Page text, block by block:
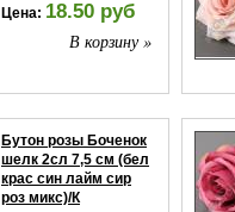
Цена: 18.50 руб
В корзину »
Бутон розы Боченок
шелк 2сл 7,5 см (бел
крас син лайм сир
роз микс)/К